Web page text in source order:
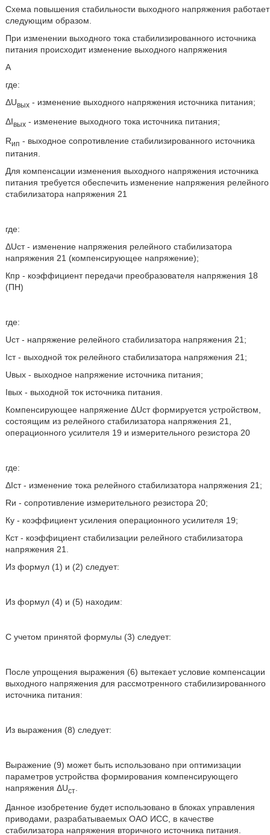
Схема повышения стабильности выходного напряжения работает
следующим образом.
При изменении выходного тока стабилизированного источника
питания происходит изменение выходного напряжения
A
где:
ΔUвых- изменение выходного напряжения источника питания;
ΔIвых- изменение выходного тока источника питания;
Rип - выходное сопротивление стабилизированного источника
питания.
Для компенсации изменения выходного напряжения источника
питания требуется обеспечить изменение напряжения релейного
стабилизатора напряжения 21
где:
ΔUст - изменение напряжения релейного стабилизатора
напряжения 21 (компенсирующее напряжение);
Кпр - коэффициент передачи преобразователя напряжения 18
(ПН)
где:
Uст - напряжение релейного стабилизатора напряжения 21;
Iст - выходной ток релейного стабилизатора напряжения 21;
Uвых - выходное напряжение источника питания;
Iвых - выходной ток источника питания.
Компенсирующее напряжение ΔUст формируется устройством,
состоящим из релейного стабилизатора напряжения 21,
операционного усилителя 19 и измерительного резистора 20
где:
ΔIст - изменение тока релейного стабилизатора напряжения 21;
Rи - сопротивление измерительного резистора 20;
Ку - коэффициент усиления операционного усилителя 19;
Кст - коэффициент стабилизации релейного стабилизатора
напряжения 21.
Из формул (1) и (2) следует:
Из формул (4) и (5) находим:
С учетом принятой формулы (3) следует:
После упрощения выражения (6) вытекает условие компенсации
выходного напряжения для рассмотренного стабилизированного
источника питания:
Из выражения (8) следует:
Выражение (9) может быть использовано при оптимизации
параметров устройства формирования компенсирующего
напряжения ΔUcт.
Данное изобретение будет использовано в блоках управления
приводами, разрабатываемых ОАО ИСС, в качестве
стабилизатора напряжения вторичного источника питания.